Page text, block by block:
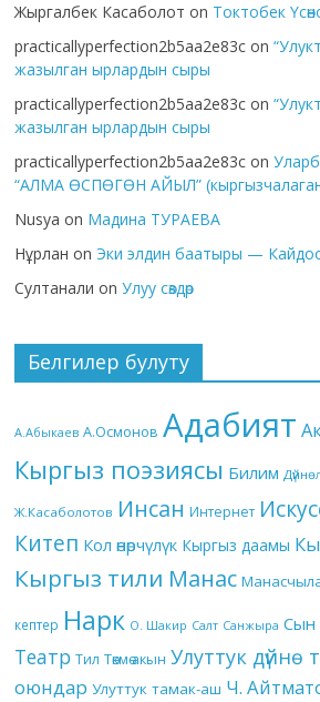
Жыргалбек Касаболот on Токтобек
practicallyperfection2b5aa2e83c on
жазылган ырлардын сыры
practicallyperfection2b5aa2e83c on
жазылган ырлардын сыры
practicallyperfection2b5aa2e83c on
“АЛМА ӨСПӨГӨН АЙЫЛ”
Nusya on Мадина ТУРАЕВА
Нұрлан on Эки элдин баатыры —
Султанали onУлуу сөздөр
Белгилер булуту
А.Абыкаев А.Осмонов Адабият
Кыргыз поэзиясы Билим
Ж.Касаболотов Инсан Интернет
Китеп Кол өнөрчүлүк Кыргыз даамы
Кыргыз тили Манас
кептер Нарк О. Шакир Салт Санжыра Сын
Театр Тил Төкмө акын Улуттук дүйнө
оюндар Улуттук тамак-аш Ч.